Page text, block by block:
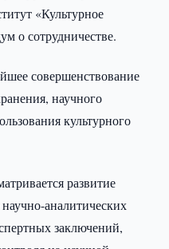
«Культурное
о сотрудничестве.
совершенствование
научного
культурного
развитие
аналитических
заключений,